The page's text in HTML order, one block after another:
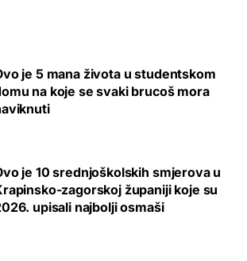
je 5 mana života u studentskom
na koje se svaki brucoš mora
je 10 srednjoškolskih smjerova u
zagorskoj županiji koje su
upisali najbolji osmaši